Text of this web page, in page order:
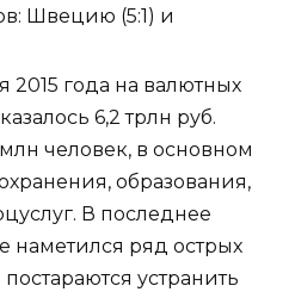
Швецию (5:1) и
2015 года на валютных
6,2 трлн руб.
человек, в основном
образования,
В последнее
наметился ряд острых
устранить